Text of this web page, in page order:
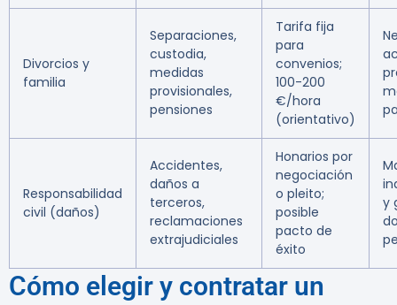
Divorcios y
familia
Separaciones,
custodia,
medidas
provisionales,
pensiones
Tarifa fija
para
convenios;
100-200
€/hora
(orientativo)
Responsabilidad
civil (daños)
Accidentes,
daños a
terceros,
reclamaciones
extrajudiciales
Honarios por
negociación
o pleito;
posible
pacto de
éxito
y
Cómo elegir y contratar un